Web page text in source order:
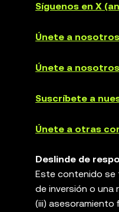
Síguenos en X
Únete a nosotros
Únete a
Suscríbete a
Únete a otras
Deslinde de
Este contenido se
de inversión o una
(iii) asesoramiento